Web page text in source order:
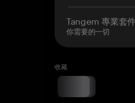
Tangem 專業套
你需要的一切
收藏